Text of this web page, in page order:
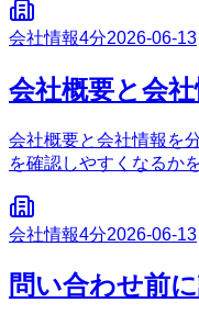
会社情報4分2026-06-13
会社概要と会
会社概要と会社情報を
を確認しやすくなるか
会社情報4分2026-06-13
問い合わせ前